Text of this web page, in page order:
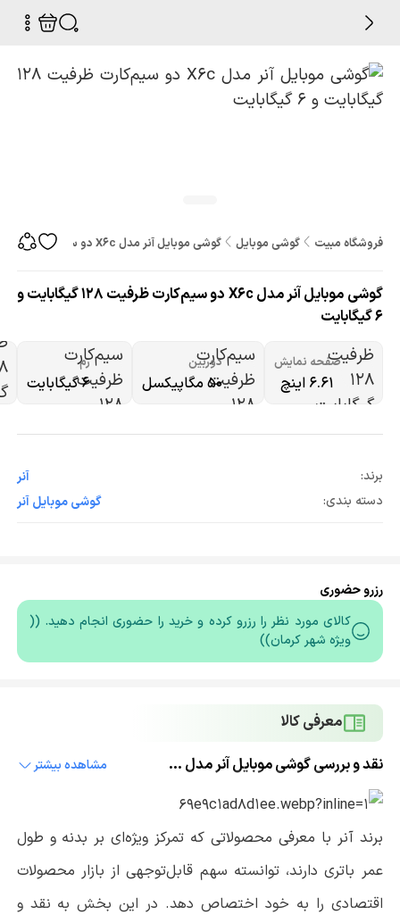
فروشگاه مبیت گوشی موبایل گوشی موبایل آنر مدل X6c دو سیم‌کارت ظرفیت 128 گیگابایت و 6 گیگابایت
گوشی موبایل آنر مدل X6c دو سیم‌کارت ظرفیت 128 گیگابایت و
6 گیگابایت
صفحه نمایش
۶.۶۱ اینچ
دوربین
۵۰ مگاپیکسل
رم
6 گیگابایت
برند:
آنر
دسته بندی:
گوشی موبایل آنر
رزرو حضوری
کالای مورد نظر را رزرو کرده و خرید را حضوری انجام دهید. ((
ویژه شهر کرمان))
معرفی کالا
نقد و بررسی گوشی موبایل آنر مدل X6c دو سیم‌کارت ظرفیت 128 گیگابایت و 6 گیگابایت
مشاهده بیشتر
برند آنر با معرفی محصولاتی که تمرکز ویژه‌ای بر بدنه و طول
عمر باتری دارند، توانسته سهم قابل‌توجهی از بازار محصولات
اقتصادی را به خود اختصاص دهد. در این بخش به نقد و